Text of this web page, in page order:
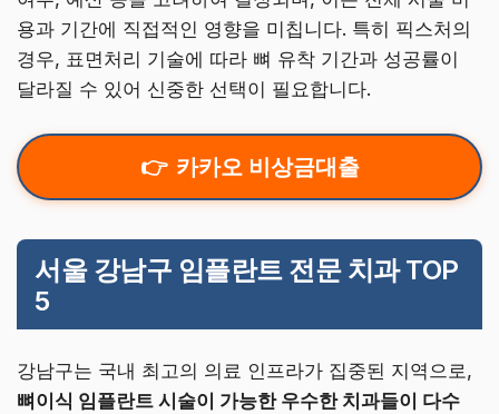
용과 기간에 직접적인 영향을 미칩니다. 특히 픽스처의
경우, 표면처리 기술에 따라 뼈 유착 기간과 성공률이
달라질 수 있어 신중한 선택이 필요합니다.
카카오 비상금대출
서울 강남구 임플란트 전문 치과 TOP
5
강남구는 국내 최고의 의료 인프라가 집중된 지역으로,
뼈이식 임플란트 시술이 가능한 우수한 치과들이 다수